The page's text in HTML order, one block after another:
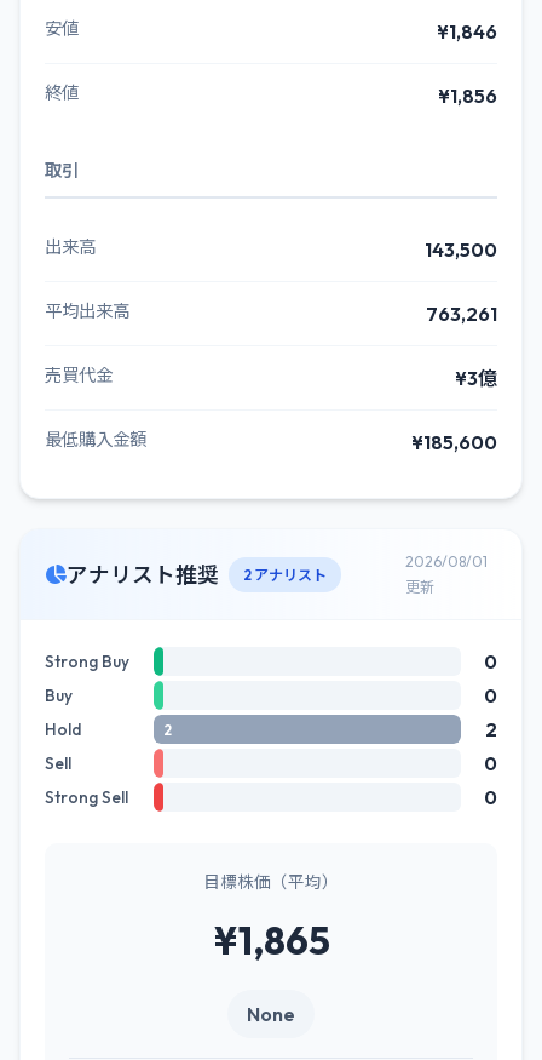
安値 ¥1,846
終値 ¥1,856
取引
出来高 143,500
平均出来高 763,261
売買代金 ¥3億
最低購入金額 ¥185,600
アナリスト推奨 2 アナリスト
2026/08/01
更新
Strong Buy 0
Buy 0
Hold 2 2
Sell 0
Strong Sell 0
目標株価（平均）
¥1,865
None